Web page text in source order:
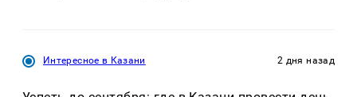
Интересное в Казани 2 дня назад